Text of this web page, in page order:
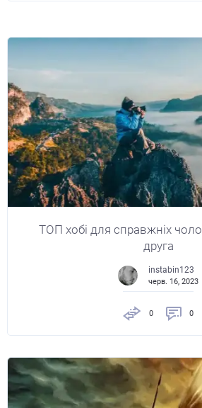
ТОП хобі для справжніх
друга
instabin123
черв. 16, 2023
0 0